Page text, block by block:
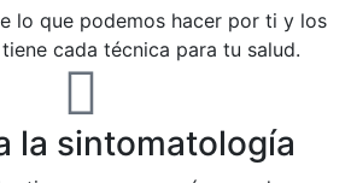
lo que podemos hacer por ti y los
cada técnica para tu salud.
la sintomatología